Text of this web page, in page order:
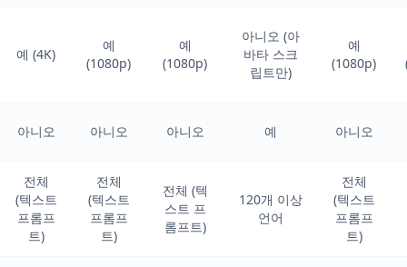
예 (4K)
예
(1080p)
예
(1080p)
아니오 (아
바타 스크
립트만)
예
(1080p)
아니오 아니오 아니오 예 아니오
전체
(텍스트
프롬프
트)
전체
(텍스트
프롬프
트)
전체 (텍
스트 프
롬프트)
120개 이상
언어
전체
(텍스트
프롬프
트)